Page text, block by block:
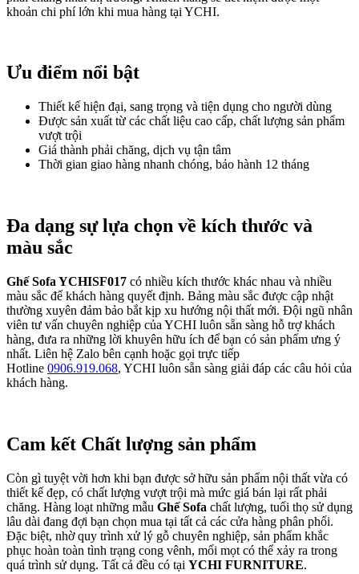
khoản chi phí lớn khi mua hàng tại YCHI.
Ưu điểm nổi bật
Thiết kế hiện đại, sang trọng và tiện dụng cho người dùng
Được sản xuất từ các chất liệu cao cấp, chất lượng sản phẩm
vượt trội
Giá thành phải chăng, dịch vụ tận tâm
Thời gian giao hàng nhanh chóng, bảo hành 12 tháng
Đa dạng sự lựa chọn về kích thước và
màu sắc
Ghế Sofa YCHISF017 có nhiều kích thước khác nhau và nhiều
màu sắc để khách hàng quyết định. Bảng màu sắc được cập nhật
thường xuyên đảm bảo bắt kịp xu hướng nội thất mới. Đội ngũ nhân
viên tư vấn chuyên nghiệp của YCHI luôn sẵn sàng hỗ trợ khách
hàng, đưa ra những lời khuyên hữu ích để bạn có sản phẩm ưng ý
nhất. Liên hệ Zalo bên cạnh hoặc gọi trực tiếp
Hotline 0906.919.068, YCHI luôn sẵn sàng giải đáp các câu hỏi của
khách hàng.
Cam kết Chất lượng sản phẩm
Còn gì tuyệt vời hơn khi bạn được sở hữu sản phẩm nội thất vừa có
thiết kế đẹp, có chất lượng vượt trội mà mức giá bán lại rất phải
chăng. Hàng loạt những mẫu Ghế Sofa chất lượng, tuổi thọ sử dụng
lâu dài đang đợi bạn chọn mua tại tất cả các cửa hàng phân phối.
Đặc biệt, nhờ quy trình xử lý gỗ chuyên nghiệp, sản phẩm khắc
phục hoàn toàn tình trạng cong vênh, mối mọt có thể xảy ra trong
quá trình sử dụng. Tất cả đều có tại YCHI FURNITURE.